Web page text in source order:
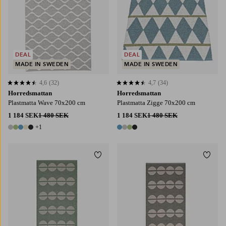
Horredsmattan
Plastmatta Wave 70x200 cm
1 184 SEK1 480 SEK
6 färger
+1
4,6 baserat på 32 st betyg
4,6 (32)
DEAL
MADE IN SWEDEN
Horredsmattan
Plastmatta Zigge 70x200 cm
1 184 SEK1 480 SEK
4 färger
4,7 baserat på 34 st betyg
4,7 (34)
DEAL
MADE IN SWEDEN
Lägg till i favoriter